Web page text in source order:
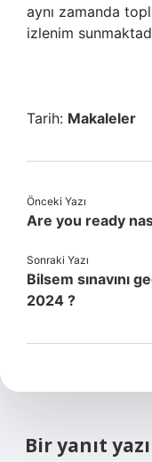
aynı zamanda
izlenim
Tarih: Makaleler
Önceki Yazı
Are you ready
Sonraki Yazı
Bilsem sınavını
2024 ?
Bir yanıt